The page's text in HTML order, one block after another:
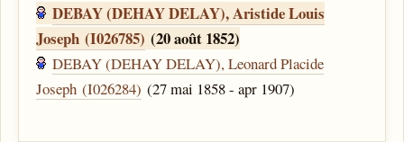
DEBAY (DEHAY DELAY), Aristide Louis
Joseph (I026785) (20 août 1852)
DEBAY (DEHAY DELAY), Leonard Placide
Joseph (I026284) (27 mai 1858 - apr 1907)